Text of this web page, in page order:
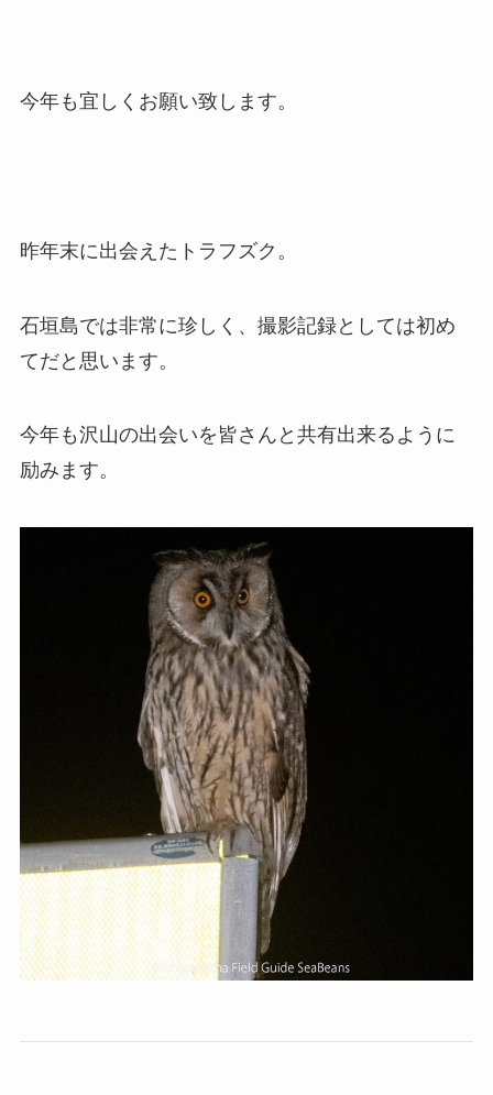
今年も宜しくお願い致します。
昨年末に出会えたトラフズク。
石垣島では非常に珍しく、撮影記録としては初め
てだと思います。
今年も沢山の出会いを皆さんと共有出来るように
励みます。